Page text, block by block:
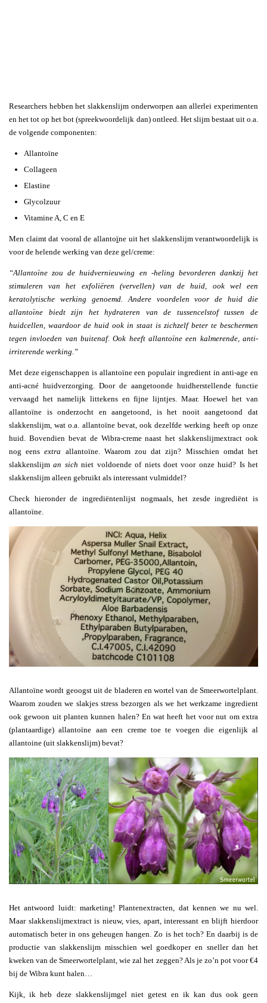
Researchers hebben het slakkenslijm onderworpen aan allerlei experimenten
en het tot op het bot (spreekwoordelijk dan) ontleed. Het slijm bestaat uit o.a.
de volgende componenten:
Allantoïne
Collageen
Elastine
Glycolzuur
Vitamine A, C en E
Men claimt dat vooral de allantoïne uit het slakkenslijm verantwoordelijk is
voor de helende werking van deze gel/creme:
“Allantoïne zou de huidvernieuwing en -heling bevorderen dankzij het
stimuleren van het exfoliëren (vervellen) van de huid, ook wel een
keratolytische werking genoemd. Andere voordelen voor de huid die
allantoïne biedt zijn het hydrateren van de tussencelstof tussen de
huidcellen, waardoor de huid ook in staat is zichzelf beter te beschermen
tegen invloeden van buitenaf. Ook heeft allantoïne een kalmerende, anti-
irriterende werking.”
Met deze eigenschappen is allantoïne een populair ingredient in anti-age en
anti-acné huidverzorging. Door de aangetoonde huidherstellende functie
vervaagd het namelijk littekens en fijne lijntjes. Maar. Hoewel het van
allantoïne is onderzocht en aangetoond, is het nooit aangetoond dat
slakkenslijm, wat o.a. allantoïne bevat, ook dezelfde werking heeft op onze
huid. Bovendien bevat de Wibra-creme naast het slakkenslijmextract ook
nog eensextra allantoïne. Waarom zou dat zijn? Misschien omdat het
slakkenslijman sich niet voldoende of niets doet voor onze huid? Is het
slakkenslijm alleen gebruikt als interessant vulmiddel?
Check hieronder de ingrediëntenlijst nogmaals, het zesde ingrediënt is
allantoïne.
Allantoïne wordt geoogst uit de bladeren en wortel van de Smeerwortelplant.
Waarom zouden we slakjes stress bezorgen als we het werkzame ingredient
ook gewoon uit planten kunnen halen? En wat heeft het voor nut om extra
(plantaardige) allantoïne aan een creme toe te voegen die eigenlijk al
allantoine (uit slakkenslijm) bevat?
Het antwoord luidt: marketing! Plantenextracten, dat kennen we nu wel.
Maar slakkenslijmextract is nieuw, vies, apart, interessant en blijft hierdoor
automatisch beter in ons geheugen hangen. Zo is het toch? En daarbij is de
productie van slakkenslijm misschien wel goedkoper en sneller dan het
kweken van de Smeerwortelplant, wie zal het zeggen? Als je zo’n pot voor €4
bij de Wibra kunt halen…
Kijk, ik heb deze slakkenslijmgel niet getest en ik kan dus ook geen